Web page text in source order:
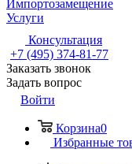
Импортозамещение
Услуги
Консультация
+7 (495) 374-81-77
Заказать звонок
Задать вопрос
Войти
Корзина0
Избранные